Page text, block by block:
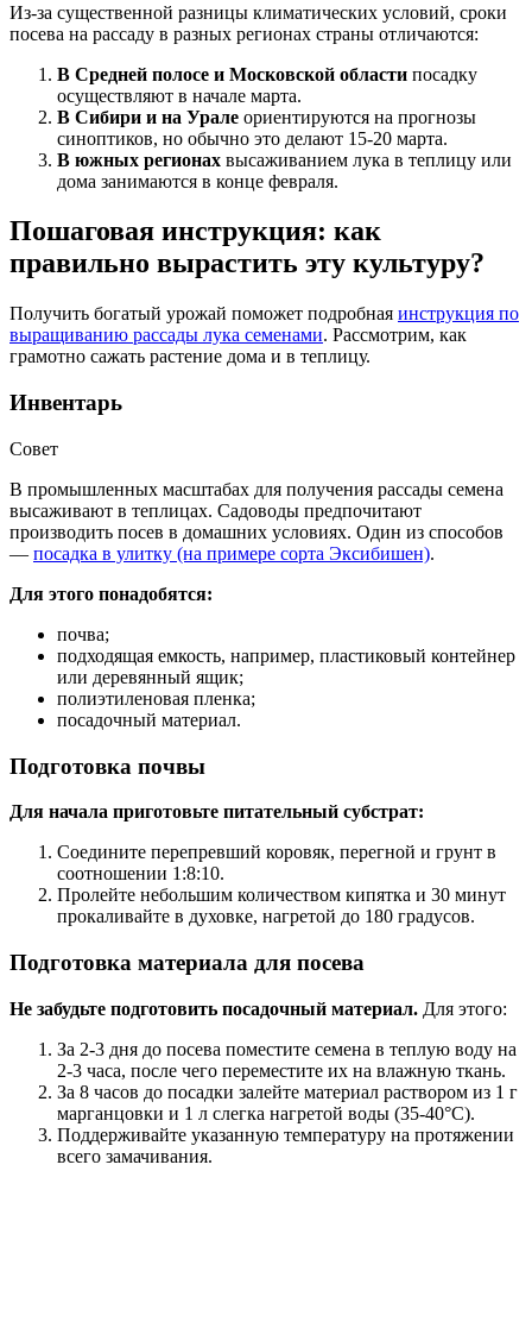
Из-за существенной разницы климатических условий, сроки
посева на рассаду в разных регионах страны отличаются:
В Средней полосе и Московской области посадку
осуществляют в начале марта.
В Сибири и на Урале ориентируются на прогнозы
синоптиков, но обычно это делают 15-20 марта.
В южных регионах высаживанием лука в теплицу или
дома занимаются в конце февраля.
Пошаговая инструкция: как
правильно вырастить эту культуру?
Получить богатый урожай поможет подробная инструкция по
выращиванию рассады лука семенами. Рассмотрим, как
грамотно сажать растение дома и в теплицу.
Инвентарь
Совет
В промышленных масштабах для получения рассады семена
высаживают в теплицах. Садоводы предпочитают
производить посев в домашних условиях. Один из способов
— посадка в улитку (на примере сорта Эксибишен).
Для этого понадобятся:
почва;
подходящая емкость, например, пластиковый контейнер
или деревянный ящик;
полиэтиленовая пленка;
посадочный материал.
Подготовка почвы
Для начала приготовьте питательный субстрат:
Соедините перепревший коровяк, перегной и грунт в
соотношении 1:8:10.
Пролейте небольшим количеством кипятка и 30 минут
прокаливайте в духовке, нагретой до 180 градусов.
Подготовка материала для посева
Не забудьте подготовить посадочный материал. Для этого:
За 2-3 дня до посева поместите семена в теплую воду на
2-3 часа, после чего переместите их на влажную ткань.
За 8 часов до посадки залейте материал раствором из 1 г
марганцовки и 1 л слегка нагретой воды (35-40°C).
Поддерживайте указанную температуру на протяжении
всего замачивания.